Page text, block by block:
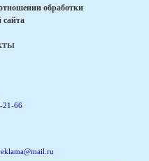
обработки
сайта
21-66